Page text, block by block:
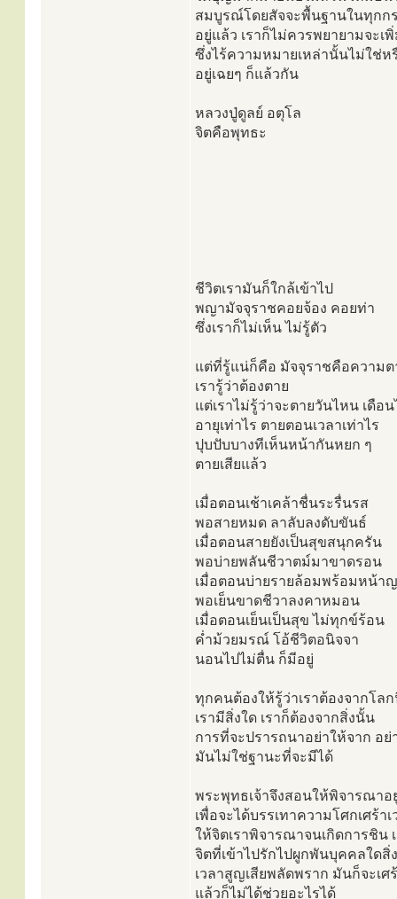
สมบูรณ์โดยสัจจะพื้นฐานในทุกก
อยู่แล้ว เราก็ไม่ควรพยายามจะ
ซึ่งไร้ความหมายเหล่านั้นไม่ใช่ห
อยู่เฉยๆ ก็แล้วกัน
หลวงปู่ดูลย์ อตุโล
จิตคือพุทธะ
ชีวิตเรามันก็ใกล้เข้าไป
พญามัจจุราชคอยจ้อง คอยท่า
ซึ่งเราก็ไม่เห็น ไม่รู้ตัว
แต่ที่รู้แน่ก็คือ มัจจุราชคือความ
เรารู้ว่าต้องตาย
แต่เราไม่รู้ว่าจะตายวันไหน เดือ
อายุเท่าไร ตายตอนเวลาเท่าไร
ปุบปับบางทีเห็นหน้ากันหยก ๆ
ตายเสียแล้ว
เมื่อตอนเช้าเคล้าชื่นระรื่นรส
พอสายหมด ลาลับลงดับขันธ์
เมื่อตอนสายยังเป็นสุขสนุกครัน
พอบ่ายพลันชีวาตม์มาขาดรอน
เมื่อตอนบ่ายรายล้อมพร้อมหน้า
พอเย็นขาดชีวาลงคาหมอน
เมื่อตอนเย็นเป็นสุข ไม่ทุกข์ร้อน
ค่ำม้วยมรณ์ โอ้ชีวิตอนิจจา
นอนไปไม่ตื่น ก็มีอยู่
ทุกคนต้องให้รู้ว่าเราต้องจากโล
เรามีสิ่งใด เราก็ต้องจากสิ่งนั้น
การที่จะปรารถนาอย่าให้จาก อ
มันไม่ใช่ฐานะที่จะมีได้
พระพุทธเจ้าจึงสอนให้พิจารณาอ
เพื่อจะได้บรรเทาความโศกเศร้า
ให้จิตเราพิจารณาจนเกิดการชิน
จิตที่เข้าไปรักไปผูกพันบุคคลใดสิ่
เวลาสูญเสียพลัดพราก มันก็จะเศ
แล้วก็ไม่ได้ช่วยอะไรได้